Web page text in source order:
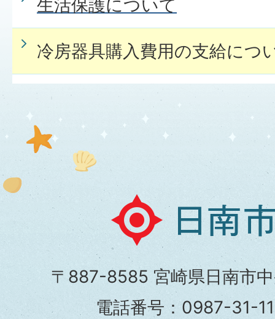
生活保護について
冷房器具購入費用の支給につ
日
南
市
役
〒887-8585 宮崎県日南市
電話番号：0987-31-